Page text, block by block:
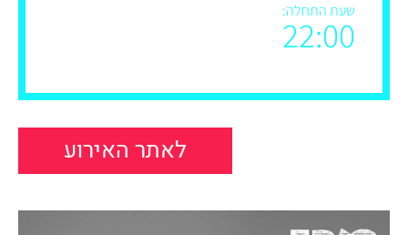
שעת התחלה:
22:00
לאתר האירוע